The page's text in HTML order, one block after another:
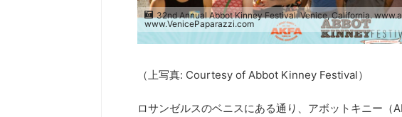
32nd Annual Abbot Kinney Festival. Venice, California.
www.VenicePaparazzi.com
（上写真: Courtesy of Abbot Kinney Festival）
ロサンゼルスのベニスにある通り、アボットキニー